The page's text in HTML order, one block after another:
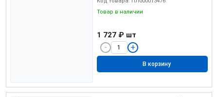
Товар в наличии
1 727 ₽ шт
В корзину